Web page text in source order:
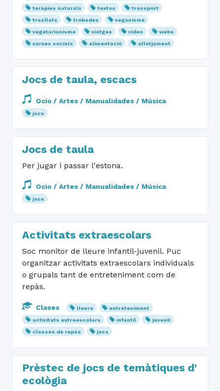
teràpies naturals
textos
transport
trasllats
trobades
veganisme
vegetarianisme
viatges vídeo
webs
xarxes socials
alimentació allotjament
Jocs de taula, escacs
Ocio / Artes / Manualidades / Música
jocs
Jocs de taula
Per jugar i passar l'estona.
Ocio / Artes / Manualidades / Música
jocs
Activitats extraescolars
Soc monitor de lleure infantil-juvenil. Puc
organitzar activitats extraescolars individuals
o grupals tant de entreteniment com de
repàs.
Clases lleure
entreteniment
activitats extraescolars
infantil
juvenil
classes de repàs
jocs
Prèstec de jocs de temàtiques d'
ecològia